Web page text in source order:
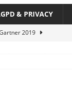
& PRIVACY
2019
a ciberameaças